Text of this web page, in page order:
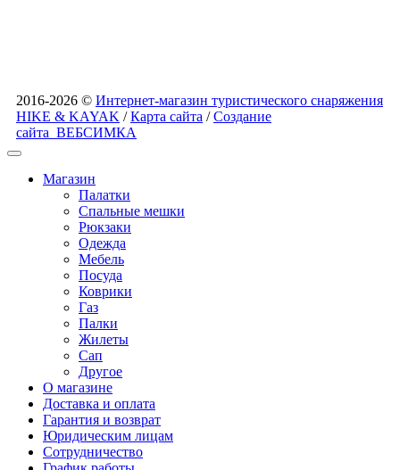
2016-2026 © Интернет-магазин туристического снаряжения
HIKE & KAYAK /Карта сайта /Создание
сайта ВЕБСИМКА
Магазин
Палатки
Спальные мешки
Рюкзаки
Одежда
Мебель
Посуда
Коврики
Газ
Палки
Жилеты
Сап
Другое
О магазине
Доставка и оплата
Гарантия и возврат
Юридическим лицам
Сотрудничество